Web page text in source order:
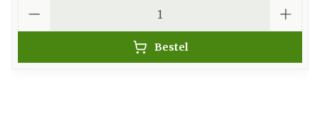
Bestel